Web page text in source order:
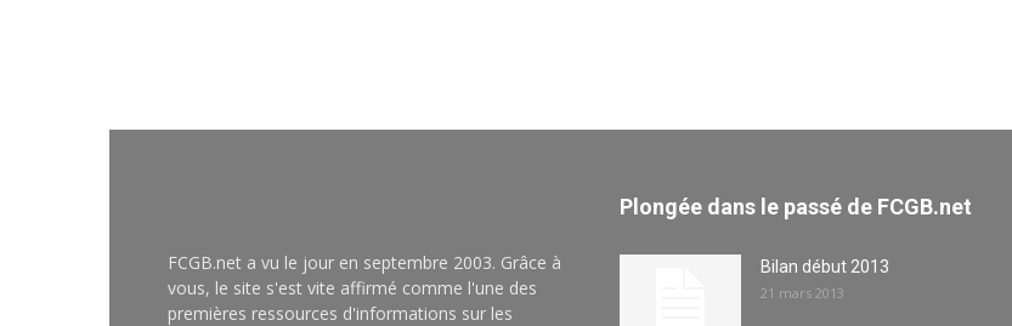
FCGB.net a vu le jour en septembre 2003. Grâce à
vous, le site s'est vite affirmé comme l'une des
premières ressources d'informations sur les
Plongée dans le passé de FCGB.net
Bilan début 2013
21 mars 2013